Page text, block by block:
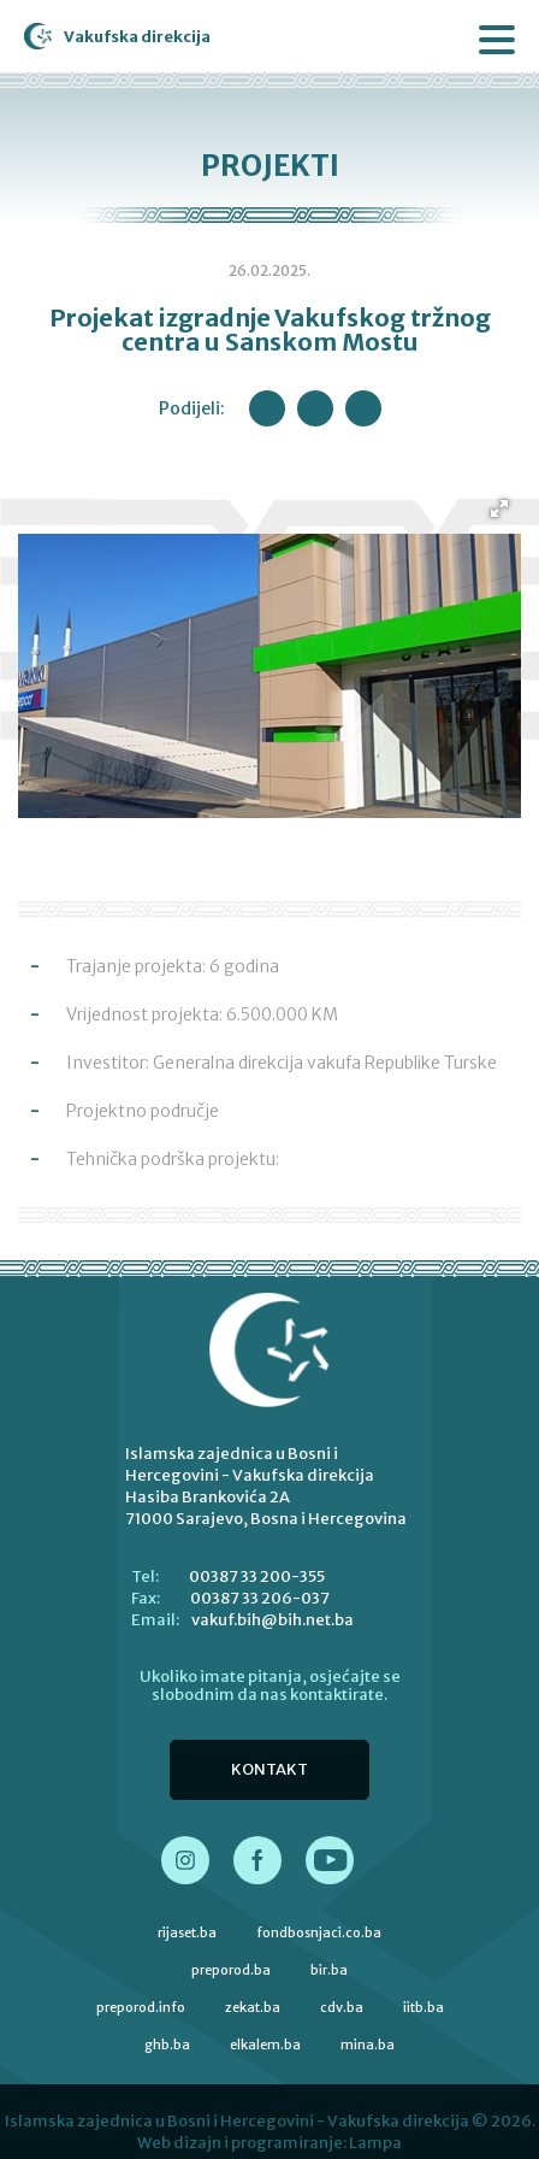
Vakufska direkcija
PROJEKTI
26.02.2025.
Projekat izgradnje Vakufskog tržnog
centra u Sanskom Mostu
Podijeli:
Trajanje projekta: 6 godina
Vrijednost projekta: 6.500.000 KM
Investitor: Generalna direkcija vakufa Republike Turske
Projektno područje
Tehnička podrška projektu:
Islamska zajednica u Bosni i
Hercegovini - Vakufska direkcija
Hasiba Brankovića 2A
71000 Sarajevo, Bosna i Hercegovina
Tel:
00387 33 200-355
Fax:
00387 33 206-037
Email: vakuf.bih@bih.net.ba
Ukoliko imate pitanja, osjećajte se
slobodnim da nas kontaktirate.
KONTAKT
rijaset.ba fondbosnjaci.co.ba
preporod.ba bir.ba
preporod.info zekat.ba cdv.ba iitb.ba
ghb.ba elkalem.ba mina.ba
Islamska zajednica u Bosni i Hercegovini - Vakufska direkcija © 2026.
Web dizajn i programiranje:Lampa